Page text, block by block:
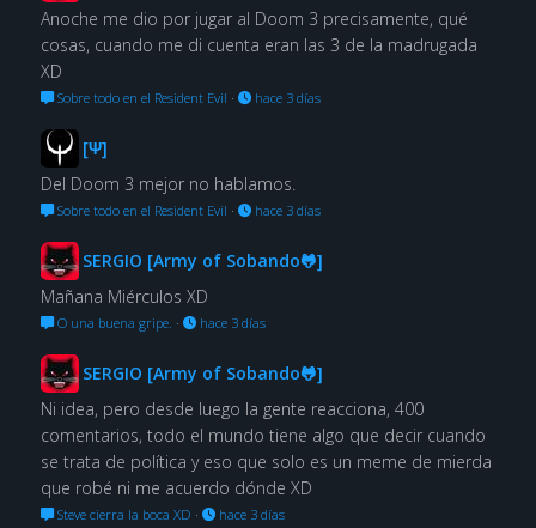
Anoche me dio por jugar al Doom 3 precisamente, qué
cosas, cuando me di cuenta eran las 3 de la madrugada
XD
Sobre todo en el Resident Evil · hace 3 días
[Ψ]
Del Doom 3 mejor no hablamos.
Sobre todo en el Resident Evil · hace 3 días
SERGIO [Army of Sobando🐸]
Mañana Miérculos XD
O una buena gripe. · hace 3 días
SERGIO [Army of Sobando🐸]
Ni idea, pero desde luego la gente reacciona, 400
comentarios, todo el mundo tiene algo que decir cuando
se trata de política y eso que solo es un meme de mierda
que robé ni me acuerdo dónde XD
Steve cierra la boca XD · hace 3 días